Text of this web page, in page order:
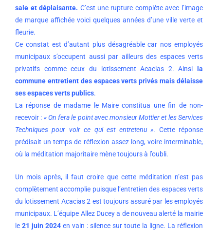
sale et déplaisante. C’est une rupture complète avec l’image
de marque affichée voici quelques années d’une ville verte et
fleurie.
Ce constat est d’autant plus désagréable car nos employés
municipaux s’occupent aussi par ailleurs des espaces verts
privatifs comme ceux du lotissement Acacias 2. Ainsi
la
commune entretient des espaces verts privés mais délaisse
ses espaces verts publics.
La réponse de madame le Maire constitua une fin de non-
recevoir : « On fera le point avec monsieur Mottier et les Services
Techniques pour voir ce qui est entretenu ». Cette réponse
prédisait un temps de réflexion assez long, voire interminable,
où la méditation majoritaire mène toujours à l’oubli.
Un mois après, il faut croire que cette méditation n’est pas
complètement accomplie puisque l’entretien des espaces verts
du lotissement Acacias 2 est toujours assuré par les employés
municipaux. L’équipe Allez Ducey a de nouveau alerté la mairie
le21 juin 2024 en vain : silence sur toute la ligne. La réflexion